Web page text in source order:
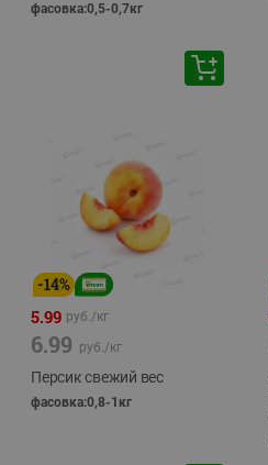
фасовка:0,5-0,7кг
-14%
5.99 руб./кг
6.99 руб./кг
Персик свежий вес
фасовка:0,8-1кг